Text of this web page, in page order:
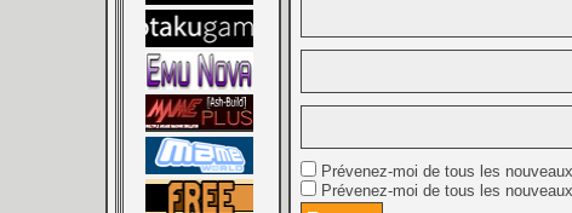
Prévenez-moi de tous les
Prévenez-moi de tous les